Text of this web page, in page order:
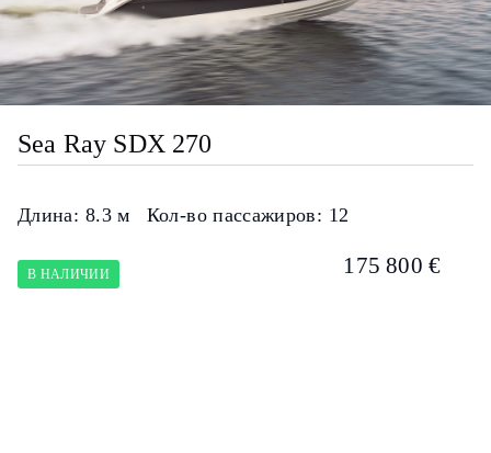
Sea Ray SDX 270
Длина: 8.3 м Кол-во пассажиров: 12
В НАЛИЧИИ 175 800 €